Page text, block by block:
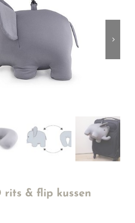
rits & flip kussen